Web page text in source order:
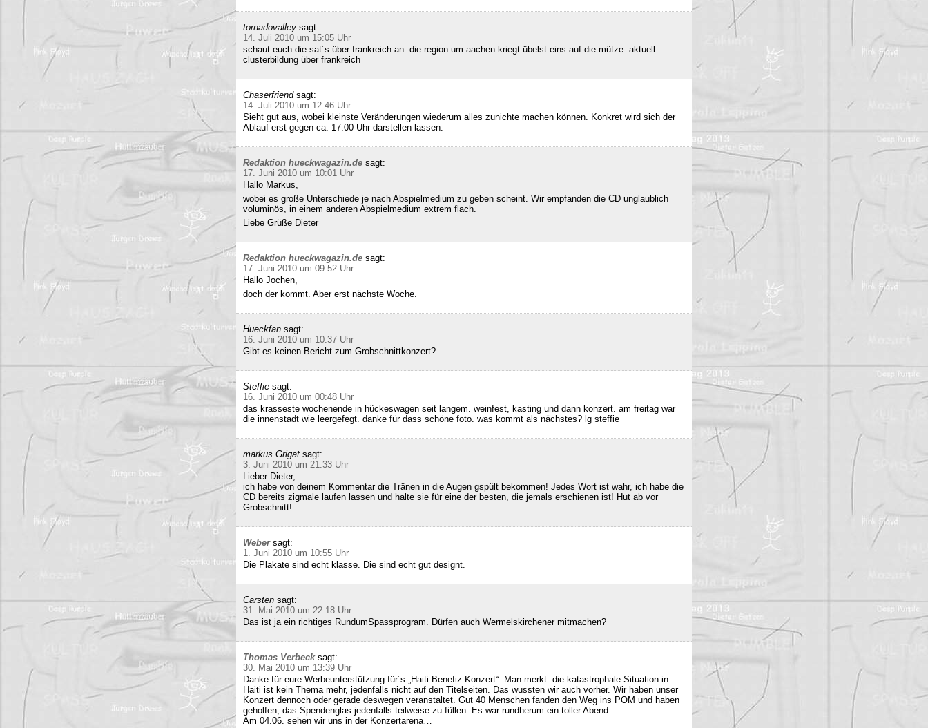
tornadovalley sagt:
14. Juli 2010 um 15:05 Uhr
schaut euch die sat´s über frankreich an. die region um aachen kriegt übelst eins auf die mütze. aktuell
clusterbildung über frankreich
Chaserfriend sagt:
14. Juli 2010 um 12:46 Uhr
Sieht gut aus, wobei kleinste Veränderungen wiederum alles zunichte machen können. Konkret wird sich der
Ablauf erst gegen ca. 17:00 Uhr darstellen lassen.
Redaktion hueckwagazin.de sagt:
17. Juni 2010 um 10:01 Uhr
Hallo Markus,
wobei es große Unterschiede je nach Abspielmedium zu geben scheint. Wir empfanden die CD unglaublich
voluminös, in einem anderen Abspielmedium extrem flach.
Liebe Grüße Dieter
Redaktion hueckwagazin.de sagt:
17. Juni 2010 um 09:52 Uhr
Hallo Jochen,
doch der kommt. Aber erst nächste Woche.
Hueckfan sagt:
16. Juni 2010 um 10:37 Uhr
Gibt es keinen Bericht zum Grobschnittkonzert?
Steffie sagt:
16. Juni 2010 um 00:48 Uhr
das krasseste wochenende in hückeswagen seit langem. weinfest, kasting und dann konzert. am freitag war
die innenstadt wie leergefegt. danke für dass schöne foto. was kommt als nächstes? lg steffie
markus Grigat sagt:
3. Juni 2010 um 21:33 Uhr
Lieber Dieter,
ich habe von deinem Kommentar die Tränen in die Augen gspült bekommen! Jedes Wort ist wahr, ich habe die
CD bereits zigmale laufen lassen und halte sie für eine der besten, die jemals erschienen ist! Hut ab vor
Grobschnitt!
Weber sagt:
1. Juni 2010 um 10:55 Uhr
Die Plakate sind echt klasse. Die sind echt gut designt.
Carsten sagt:
31. Mai 2010 um 22:18 Uhr
Das ist ja ein richtiges RundumSpassprogram. Dürfen auch Wermelskirchener mitmachen?
Thomas Verbeck sagt:
30. Mai 2010 um 13:39 Uhr
Danke für eure Werbeunterstützung für´s „Haiti Benefiz Konzert“. Man merkt: die katastrophale Situation in
Haiti ist kein Thema mehr, jedenfalls nicht auf den Titelseiten. Das wussten wir auch vorher. Wir haben unser
Konzert dennoch oder gerade deswegen veranstaltet. Gut 40 Menschen fanden den Weg ins POM und haben
geholfen, das Spendenglas jedenfalls teilweise zu füllen. Es war rundherum ein toller Abend.
Am 04.06. sehen wir uns in der Konzertarena…